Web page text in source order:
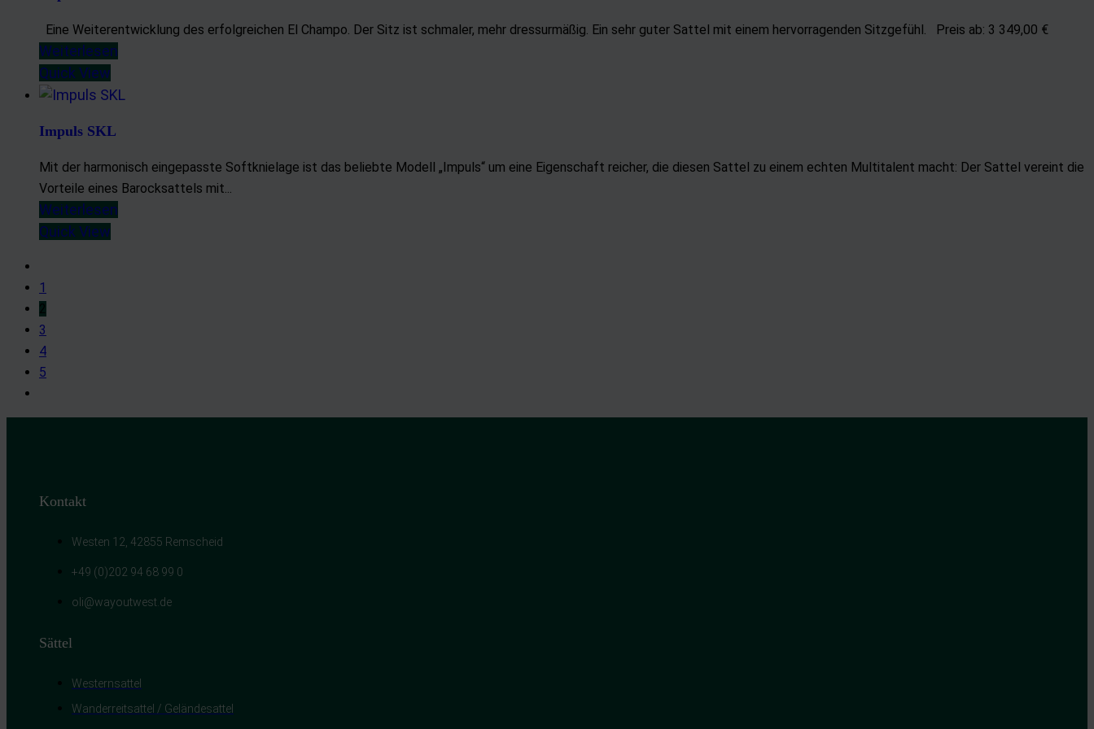
Eine Weiterentwicklung des erfolgreichen El Champo. Der Sitz ist schmaler, mehr dressurmäßig. Ein sehr guter Sattel mit einem hervorragenden Sitzgefühl. Preis ab: 3 349,00 €
Weiterlesen
Quick View
Impuls SKL
Mit der harmonisch eingepasste Softknielage ist das beliebte Modell „Impuls“ um eine Eigenschaft reicher, die diesen Sattel zu einem echten Multitalent macht: Der Sattel vereint die
Vorteile eines Barocksattels mit...
Weiterlesen
Quick View
1
3
4
5
Kontakt
Westen 12, 42855 Remscheid
+49 (0)202 94 68 99 0
oli@wayoutwest.de
Sättel
Westernsattel
Wanderreitsattel / Geländesattel
Verwendung reduzierter Daten zur Auswahl von Inhalten